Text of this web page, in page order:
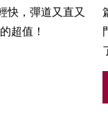
快，彈道又直又
超值！